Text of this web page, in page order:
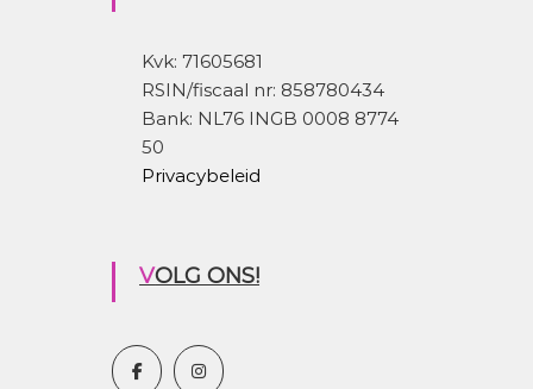
Kvk: 71605681
RSIN/fiscaal nr: 858780434
Bank: NL76 INGB 0008 8774
50
Privacybeleid
VOLG ONS!